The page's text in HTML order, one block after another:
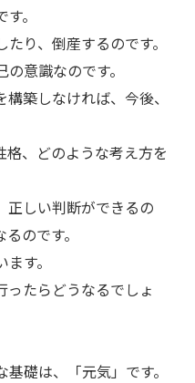
。
り、倒産するのです。
意識なのです。
築しなければ、今後、
格、どのような考え方を
正しい判断ができるの
のです。
す。
ったらどうなるでしょ
礎は、「元気」です。